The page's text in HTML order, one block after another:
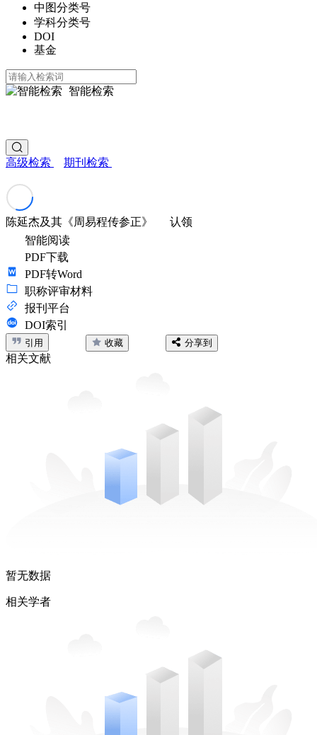
中图分类号
学科分类号
DOI
基金
智能检索
高级检索 期刊检索
陈延杰及其《周易程传参正》
认领
智能阅读
PDF下载
PDF转Word
职称评审材料
报刊平台
DOI索引
引用 收藏 分享到
相关文献
暂无数据
相关学者